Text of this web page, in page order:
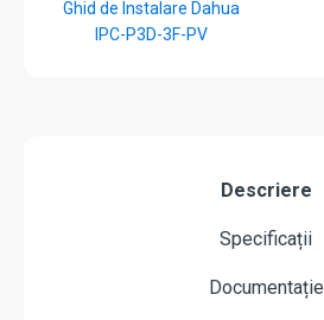
Ghid de Instalare Dahua
IPC-P3D-3F-PV
Descriere
Specificații
Documentație